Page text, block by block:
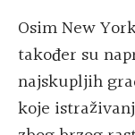
Osim New
također su
najskupljih
koje